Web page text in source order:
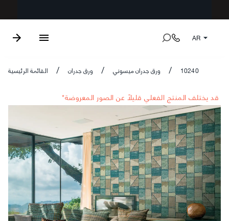
AR
القائمة الرئيسية / ورق جدران / ورق جدران ميسوني / 10240
*قد يختلف المنتج الفعلي قليلاً عن الصور المعروضة